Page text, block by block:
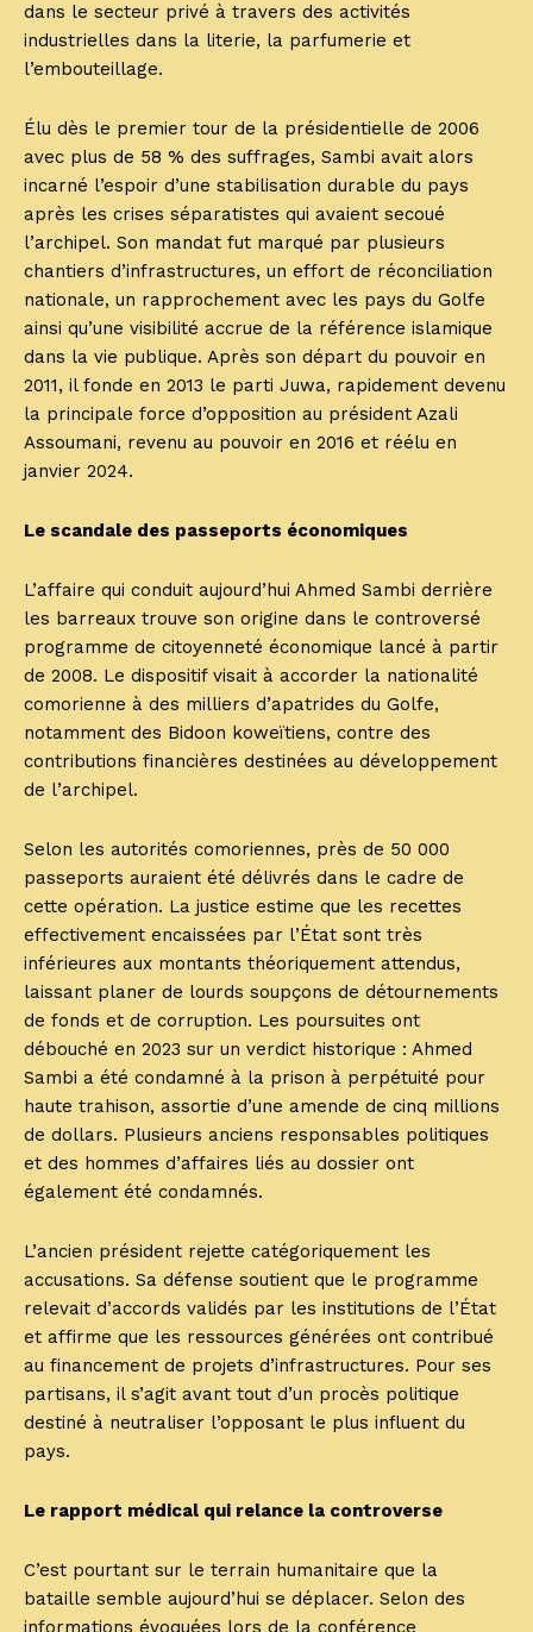
dans le secteur privé à travers des activités
industrielles dans la literie, la parfumerie et
l’embouteillage.
Élu dès le premier tour de la présidentielle de 2006
avec plus de 58 % des suffrages, Sambi avait alors
incarné l’espoir d’une stabilisation durable du pays
après les crises séparatistes qui avaient secoué
l’archipel. Son mandat fut marqué par plusieurs
chantiers d’infrastructures, un effort de réconciliation
nationale, un rapprochement avec les pays du Golfe
ainsi qu’une visibilité accrue de la référence islamique
dans la vie publique. Après son départ du pouvoir en
2011, il fonde en 2013 le parti Juwa, rapidement devenu
la principale force d’opposition au président Azali
Assoumani, revenu au pouvoir en 2016 et réélu en
janvier 2024.
Le scandale des passeports économiques
L’affaire qui conduit aujourd’hui Ahmed Sambi derrière
les barreaux trouve son origine dans le controversé
programme de citoyenneté économique lancé à partir
de 2008. Le dispositif visait à accorder la nationalité
comorienne à des milliers d’apatrides du Golfe,
notamment des Bidoon koweïtiens, contre des
contributions financières destinées au développement
de l’archipel.
Selon les autorités comoriennes, près de 50 000
passeports auraient été délivrés dans le cadre de
cette opération. La justice estime que les recettes
effectivement encaissées par l’État sont très
inférieures aux montants théoriquement attendus,
laissant planer de lourds soupçons de détournements
de fonds et de corruption. Les poursuites ont
débouché en 2023 sur un verdict historique : Ahmed
Sambi a été condamné à la prison à perpétuité pour
haute trahison, assortie d’une amende de cinq millions
de dollars. Plusieurs anciens responsables politiques
et des hommes d’affaires liés au dossier ont
également été condamnés.
L’ancien président rejette catégoriquement les
accusations. Sa défense soutient que le programme
relevait d’accords validés par les institutions de l’État
et affirme que les ressources générées ont contribué
au financement de projets d’infrastructures. Pour ses
partisans, il s’agit avant tout d’un procès politique
destiné à neutraliser l’opposant le plus influent du
pays.
Le rapport médical qui relance la controverse
C’est pourtant sur le terrain humanitaire que la
bataille semble aujourd’hui se déplacer. Selon des
informations évoquées lors de la conférence